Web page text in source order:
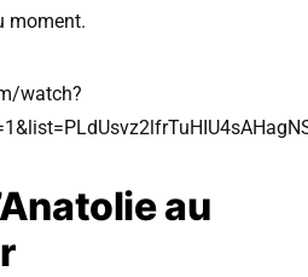
moment.
watch?
au